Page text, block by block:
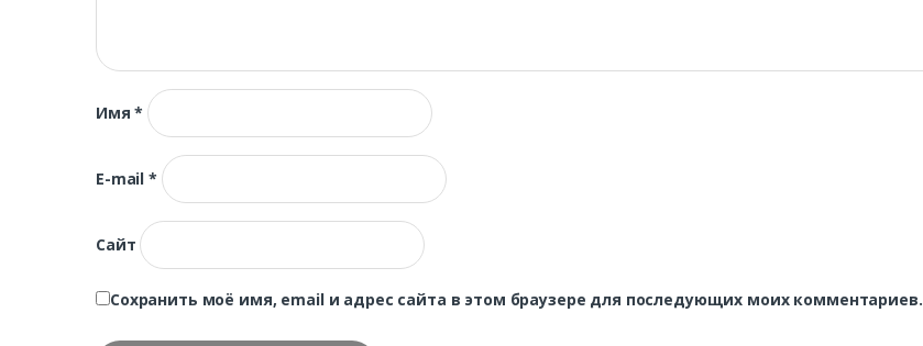
Имя*
E-mail*
Сайт
Сохранить моё имя, email и адрес сайта в этом браузере для последующих моих комментариев.